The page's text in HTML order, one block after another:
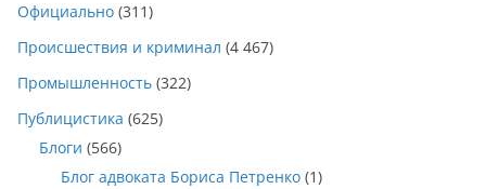
Официально (311)
Происшествия и криминал (4 467)
Промышленность (322)
Публицистика (625)
Блоги (566)
Блог адвоката Бориса Петренко (1)